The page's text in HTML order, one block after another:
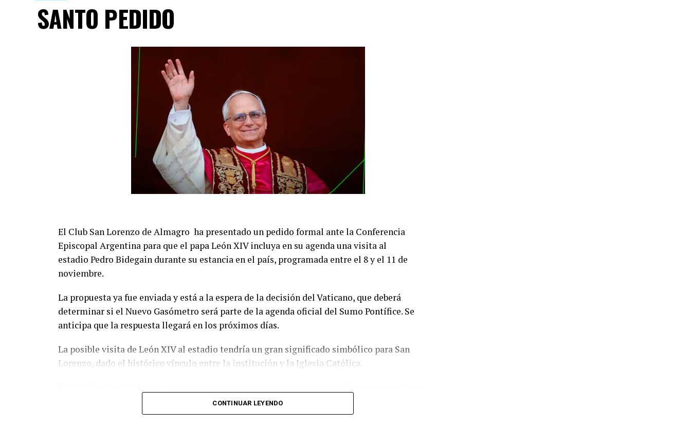
SANTO PEDIDO
El Club San Lorenzo de Almagro ha presentado un pedido formal ante la Conferencia
Episcopal Argentina para que el papa León XIV incluya en su agenda una visita al
estadio Pedro Bidegain durante su estancia en el país, programada entre el 8 y el 11 de
noviembre.
La propuesta ya fue enviada y está a la espera de la decisión del Vaticano, que deberá
determinar si el Nuevo Gasómetro será parte de la agenda oficial del Sumo Pontífice. Se
anticipa que la respuesta llegará en los próximos días.
La posible visita de León XIV al estadio tendría un gran significado simbólico para San
Lorenzo, dado el histórico vínculo entre la institución y la Iglesia Católica.
Bergoglio, conocido hincha y uno de los socios más representativos del Ciclón.
CONTINUAR LEYENDO